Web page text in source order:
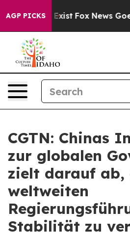
AGP PICKS
They Exist Fox News Goes
CGTN: Chinas
zur globalen
zielt darauf ab,
weltweiten
Stabilität zu